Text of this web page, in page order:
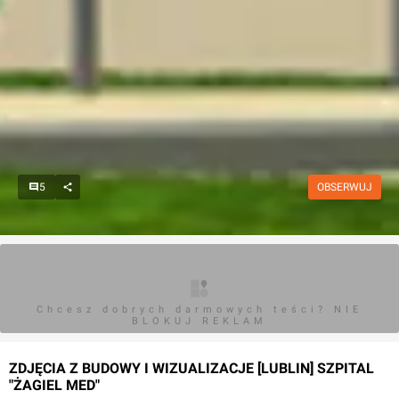
5 OBSERWUJ
Chcesz dobrych darmowych teści? NIE
BLOKUJ REKLAM
ZDJĘCIA Z BUDOWY I WIZUALIZACJE [LUBLIN] SZPITAL
"ŻAGIEL MED"